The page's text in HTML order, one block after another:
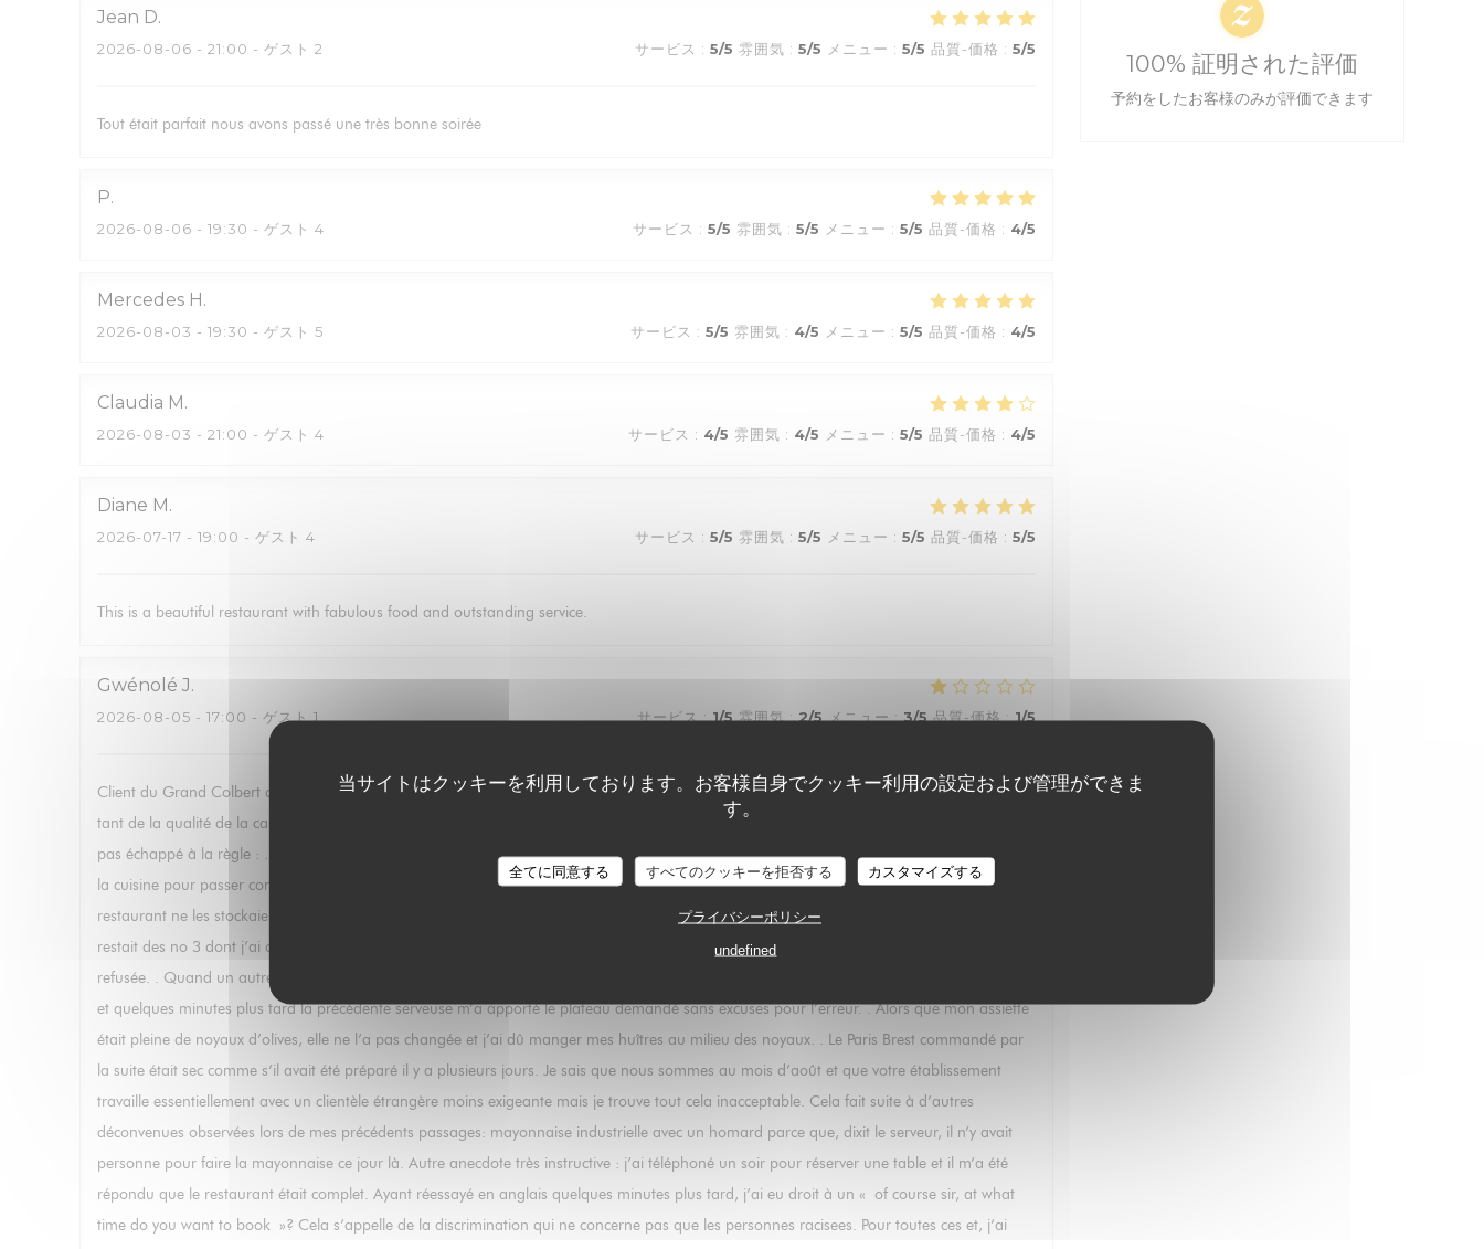
当サイトはクッキーを利用しております。お客様自身でクッキー利用の設定および管理ができま
す。
全てに同意する すべてのクッキーを拒否する カスタマイズする
プライバシーポリシー
undefined
Jean D
2026-08-06 - 21:00 - ゲスト 2 サービス : 5/5 雰囲気 : 5/5 メニュー : 5/5 品質-価格 : 5/5
Tout était parfait nous avons passé une très bonne soirée
P
2026-08-06 - 19:30 - ゲスト 4 サービス : 5/5 雰囲気 : 5/5 メニュー : 5/5 品質-価格 : 4/5
Mercedes H
2026-08-03 - 19:30 - ゲスト 5 サービス : 5/5 雰囲気 : 4/5 メニュー : 5/5 品質-価格 : 4/5
Claudia M
2026-08-03 - 21:00 - ゲスト 4 サービス : 4/5 雰囲気 : 4/5 メニュー : 5/5 品質-価格 : 4/5
Diane M
2026-07-17 - 19:00 - ゲスト 4 サービス : 5/5 雰囲気 : 5/5 メニュー : 5/5 品質-価格 : 5/5
This is a beautiful restaurant with fabulous food and outstanding service.
Gwénolé J
2026-08-05 - 17:00 - ゲスト 1 サービス: 1/5 雰囲気: 2/5 メニュー: 3/5 品質-価格: 1/5
Client du Grand Colbert depuis 35 ans (j’ai connu le restaurant lorsque Joël Aubry en a obtenu la concession) j’ai toujours été très satisfait
tant de la qualité de la carte que du service jusqu’à 2021. Depuis lors je constate malheureusement un dégradation constante et hier n’a
pas échappé à la règle : . Accueil par un Monsieur que j’avais l’air de déranger me précisant d’emblée qu’il faudrait attendre l’ouverture de
la cuisine pour passer commande (?). . Lorsque j’ai voulu commander une douzaine d’huîtres Gillardeau n0 5, elle m’a répondu que le
restaurant ne les stockaient plus…Lui ayant fait remarquer que rien n’était mentionné sur la carte, elle est allée se renseigner et m’a dit qu’il
restait des no 3 dont j’ai commandé une douzaine avec deux verres de Sancerre. Elle a alors insisté pour me servir une carafe que j’ai
refusée. . Quand un autre serveur est arrivé avec les huîtres, il n’y en avait que six. Je lui ai précisé que j’en avais commandé une douzaine
et quelques minutes plus tard la précédente serveuse m’a apporté le plateau demandé sans excuses pour l’erreur. . Alors que mon assiette
était pleine de noyaux d’olives, elle ne l’a pas changée et j’ai dû manger mes huîtres au milieu des noyaux. . Le Paris Brest commandé par
la suite était sec comme s’il avait été préparé il y a plusieurs jours. Je sais que nous sommes au mois d’août et que votre établissement
travaille essentiellement avec un clientèle étrangère moins exigeante mais je trouve tout cela inacceptable. Cela fait suite à d’autres
déconvenues observées lors de mes précédents passages: mayonnaise industrielle avec un homard parce que, dixit le serveur, il n’y avait
personne pour faire la mayonnaise ce jour là. Autre anecdote très instructive : j’ai téléphoné un soir pour réserver une table et il m’a été
répondu que le restaurant était complet. Ayant réessayé en anglais quelques minutes plus tard, j’ai eu droit à un « of course sir, at what
time do you want to book »? Cela s’appelle de la discrimination qui ne concerne pas que les personnes racisees. Pour toutes ces et, j’ai
100% 証明された評価
予約をしたお客様のみが評価できます